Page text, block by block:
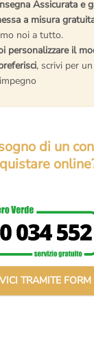
Assicurata e
a misura
noi a tutto.
personalizzare il
, scrivi per
di un
TRAMITE FORM